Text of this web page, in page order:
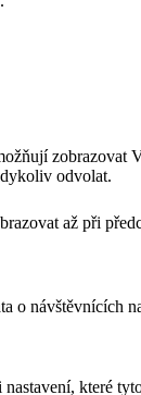
zobrazovat
odvolat.
až při
o návštěvnících
které